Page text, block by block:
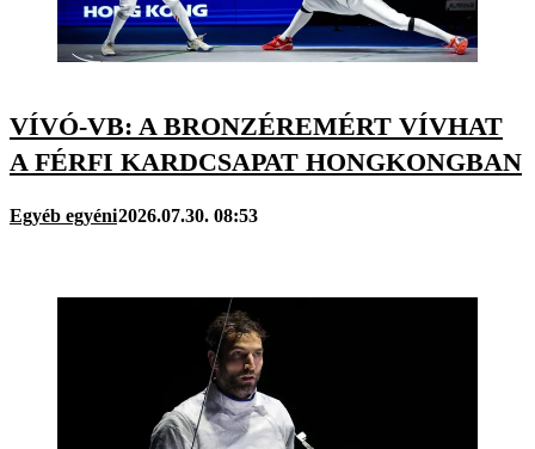
VÍVÓ-VB: A BRONZÉREMÉRT VÍVHAT
A FÉRFI KARDCSAPAT HONGKONGBAN
Egyéb egyéni2026.07.30. 08:53